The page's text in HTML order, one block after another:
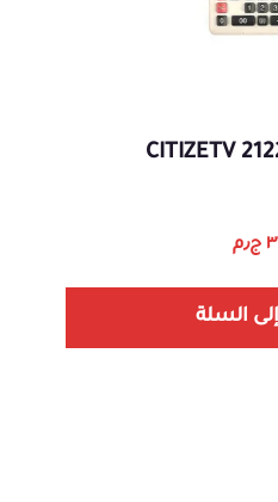
ج٫م
السلة